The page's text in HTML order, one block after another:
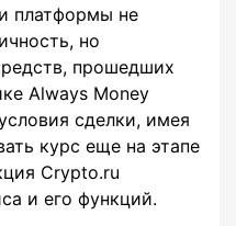
платформы не
но
прошедших
Always Money
сделки, имея
курс еще на этапе
Crypto.ru
и его функций.